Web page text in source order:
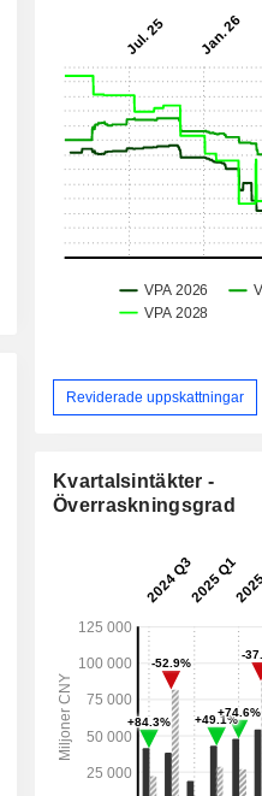
14,29 md
12,76 md
11,86 md
11,61 md
7,84 md
Reviderade uppskattningar
Kvartalsintäkter -
Överraskningsgrad